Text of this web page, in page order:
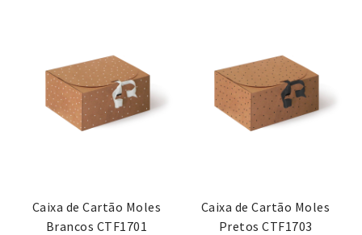
Caixa de Cartão Moles
Brancos CTF1701
Caixa de Cartão Moles
Pretos CTF1703